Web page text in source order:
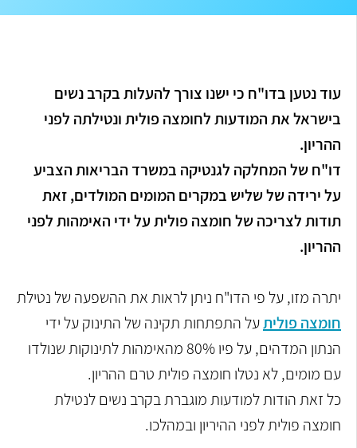
עוד נטען בדו"ח כי ישנו צורך להעלות בקרב נשים
בישראל את המודעות לחומצה פולית ונטילתה לפני
ההריון.
דו"ח של המחלקה לגנטיקה במשרד הבריאות הצביע
על ירידה של שליש במקרים המומים המולדים, זאת
תודות לצריכה של חומצה פולית על ידי האימהות לפני
ההריון.
יתרה מזו, על פי הדו"ח ניתן לראות את ההשפעה של נטילת
חומצה פוליתעל התפתחות תקינה של התינוק על ידי
הנתון המדהים, על פיו 80% מהאימהות לתינוקות שנולדו
עם מומים, לא נטלו חומצה פולית טרם ההריון.
כל זאת הודות למודעות מוגברת בקרב נשים לנטילת
חומצה פולית לפני ההיריון ובמהלכו.